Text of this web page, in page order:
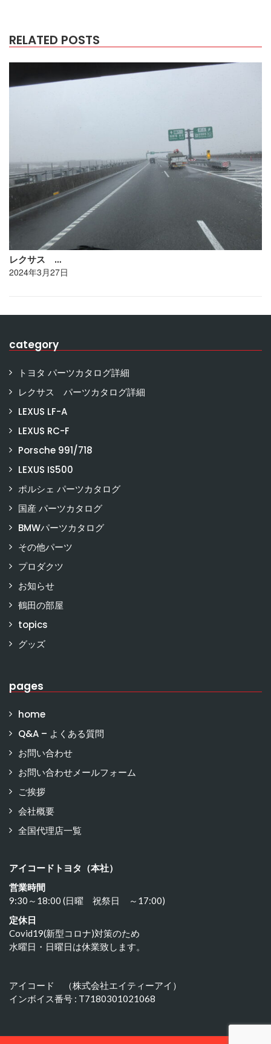
RELATED POSTS
レクサス …
2024年3月27日
category
トヨタ パーツカタログ詳細
レクサス パーツカタログ詳細
LEXUS LF-A
LEXUS RC-F
Porsche 991/718
LEXUS IS500
ポルシェ パーツカタログ
国産 パーツカタログ
BMWパーツカタログ
その他パーツ
プロダクツ
お知らせ
鶴田の部屋
topics
グッズ
pages
home
Q&A – よくある質問
お問い合わせ
お問い合わせメールフォーム
ご挨拶
会社概要
全国代理店一覧
アイコードトヨタ（本社）
営業時間
9:30～18:00 (日曜 祝祭日 ～17:00)
定休日
Covid19(新型コロナ)対策のため
水曜日・日曜日は休業致します。
アイコード （株式会社エイティーアイ）
インボイス番号 : T7180301021068